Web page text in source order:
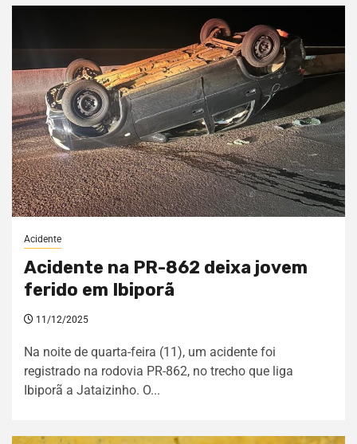
Acidente
Acidente na PR-862 deixa jovem
ferido em Ibiporã
11/12/2025
Na noite de quarta-feira (11), um acidente foi
registrado na rodovia PR-862, no trecho que liga
Ibiporã a Jataizinho. O...